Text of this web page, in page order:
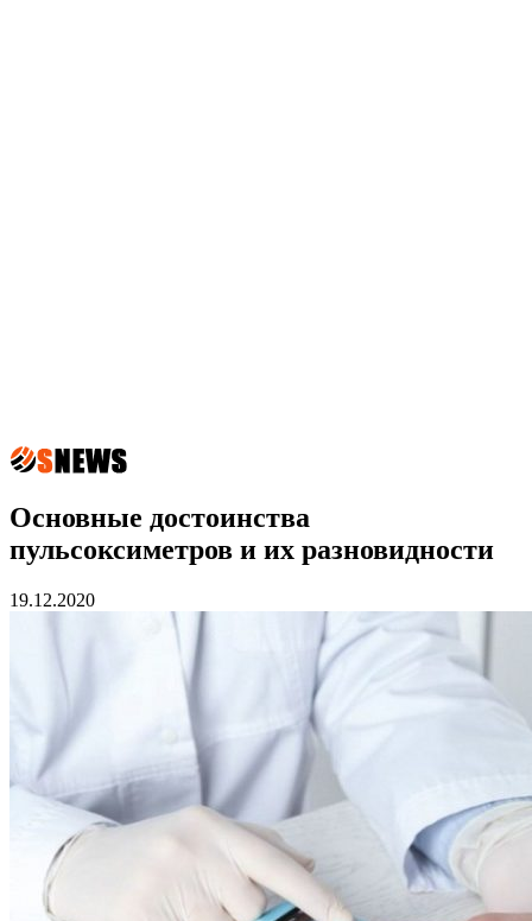
Основные достоинства
пульсоксиметров и их разновидности
19.12.2020